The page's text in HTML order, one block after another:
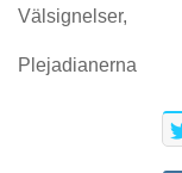
Välsignelser,
Plejadianerna